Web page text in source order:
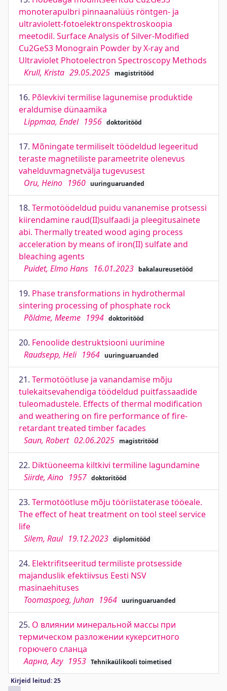
monoterapulbri pinnaanalüüs röntgen- ja
ultraviolett-fotoelektronspektroskoopia
meetodil. Surface Analysis of Silver-Modified
Cu2GeS3 Monograin Powder by X-ray and
Ultraviolet Photoelectron Spectroscopy Methods
Krull, Krista 29.05.2025 magistritööd
16. Põlevkivi termilise lagunemise produktide
eraldumise dünaamika
Lippmaa, Endel 1956 doktoritööd
17. Mõningate termiliselt töödeldud legeeritud
teraste magnetiliste parameetrite olenevus
vahelduvmagnetvälja tugevusest
Oru, Heino 1960 uuringuaruanded
18. Termotöödeldud puidu vananemise protsessi
kiirendamine raud(II)sulfaadi ja pleegitusainete
abi. Thermally treated wood aging process
acceleration by means of iron(II) sulfate and
bleaching agents
Puidet, Elmo Hans 16.01.2023 bakalaureusetööd
19. Phase transformations in hydrothermal
sintering processing of phosphate rock
Põldme, Meeme 1994 doktoritööd
20. Fenoolide destruktsiooni uurimine
Raudsepp, Heli 1964 uuringuaruanded
21. Termotöötluse ja vanandamise mõju
tulekaitsevahendiga töödeldud puitfassaadide
tuleomadustele. Effects of thermal modification
and weathering on fire performance of fire-
retardant treated timber facades
Saun, Robert 02.06.2025 magistritööd
22. Diktüoneema kiltkivi termiline lagundamine
Siirde, Aino 1957 doktoritööd
23. Termotöötluse mõju tööriistaterase tööeale.
The effect of heat treatment on tool steel service
life
Silem, Raul 19.12.2023 diplomitööd
24. Elektrifitseeritud termiliste protsesside
majanduslik efektiivsus Eesti NSV
masinaehituses
Toomaspoeg, Juhan 1964 uuringuaruanded
25. О влиянии минеральной массы при
термическом разложении кукерситного
горючего сланца
Аарна, Агу 1953 Tehnikaülikooli toimetised
Kirjeid leitud: 25